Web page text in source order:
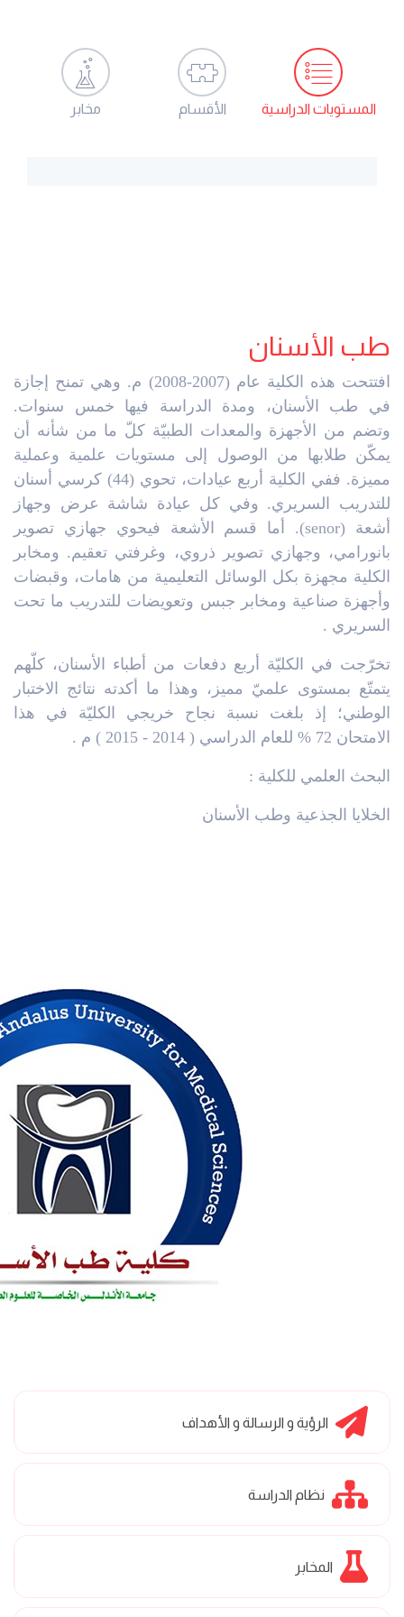
المستويات الدراسية الأقسام مخابر
طب الأسنان
افتتحت هذه الكلية عام (2007-2008) م. وهي تمنح إجازة
في طب الأسنان، ومدة الدراسة فيها خمس سنوات.
وتضم من الأجهزة والمعدات الطبيّة كلّ ما من شأنه أن
يمكّن طلابها من الوصول إلى مستويات علمية وعملية
مميزة. ففي الكلية أربع عيادات، تحوي (44) كرسي أسنان
للتدريب السريري. وفي كل عيادة شاشة عرض وجهاز
أشعة (senor). أما قسم الأشعة فيحوي جهازي تصوير
بانورامي، وجهازي تصوير ذروي، وغرفتي تعقيم. ومخابر
الكلية مجهزة بكل الوسائل التعليمية من هامات، وقبضات
وأجهزة صناعية ومخابر جبس وتعويضات للتدريب ما تحت
السريري .
تخرّجت في الكليّة أربع دفعات من أطباء الأسنان، كلّهم
يتمتّع بمستوى علميّ مميز، وهذا ما أكدته نتائج الاختبار
الوطني؛ إذ بلغت نسبة نجاح خريجي الكليّة في هذا
الامتحان 72 % للعام الدراسي ( 2014 - 2015 ) م .
البحث العلمي للكلية :
الخلايا الجذعية وطب الأسنان
الرؤية و الرسالة و الأهداف
نظام الدراسة
المخابر